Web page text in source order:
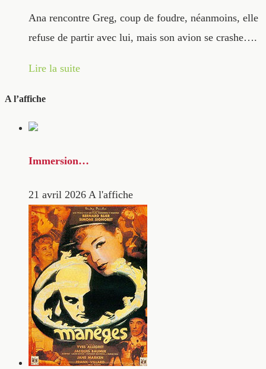
Ana rencontre Greg, coup de foudre, néanmoins, elle
refuse de partir avec lui, mais son avion se crashe….
Lire la suite
A l’affiche
Immersion…
21 avril 2026 A l'affiche